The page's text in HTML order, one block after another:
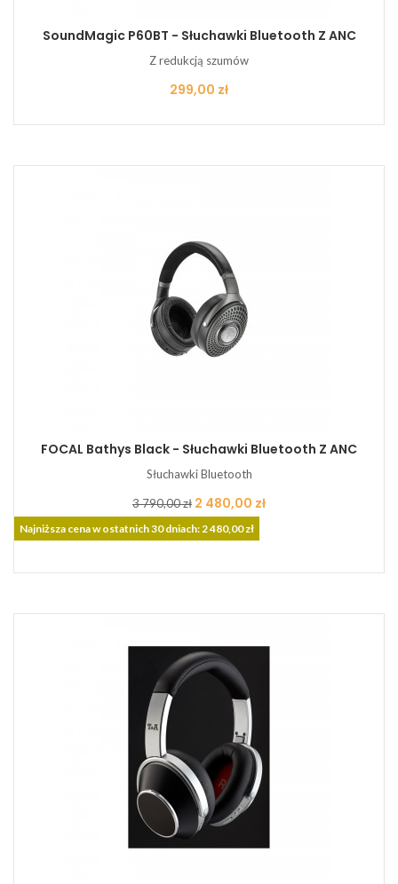
SoundMagic P60BT - Słuchawki Bluetooth Z ANC
Z redukcją szumów
Cena
299,00 zł
FOCAL Bathys Black - Słuchawki Bluetooth Z ANC
Słuchawki Bluetooth
Cena
podstawowa
3 790,00 zł Cena
2 480,00 zł
Najniższa cena w ostatnich 30 dniach: 2 480,00 zł